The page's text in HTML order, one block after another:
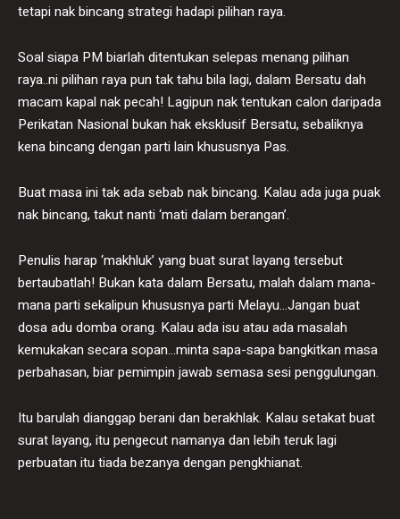
tetapi nak bincang strategi hadapi pilihan raya.
Soal siapa PM biarlah ditentukan selepas menang pilihan
raya..ni pilihan raya pun tak tahu bila lagi, dalam Bersatu dah
macam kapal nak pecah! Lagipun nak tentukan calon daripada
Perikatan Nasional bukan hak eksklusif Bersatu, sebaliknya
kena bincang dengan parti lain khususnya Pas.
Buat masa ini tak ada sebab nak bincang. Kalau ada juga puak
nak bincang, takut nanti ‘mati dalam berangan’.
Penulis harap ‘makhluk’ yang buat surat layang tersebut
bertaubatlah! Bukan kata dalam Bersatu, malah dalam mana-
mana parti sekalipun khususnya parti Melayu…Jangan buat
dosa adu domba orang. Kalau ada isu atau ada masalah
kemukakan secara sopan…minta sapa-sapa bangkitkan masa
perbahasan, biar pemimpin jawab semasa sesi penggulungan.
Itu barulah dianggap berani dan berakhlak. Kalau setakat buat
surat layang, itu pengecut namanya dan lebih teruk lagi
perbuatan itu tiada bezanya dengan pengkhianat.